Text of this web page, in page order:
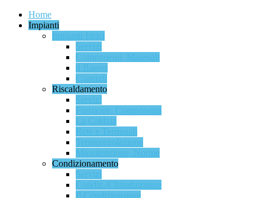
Home
Impianti
Riscaldamento
Condizionamento